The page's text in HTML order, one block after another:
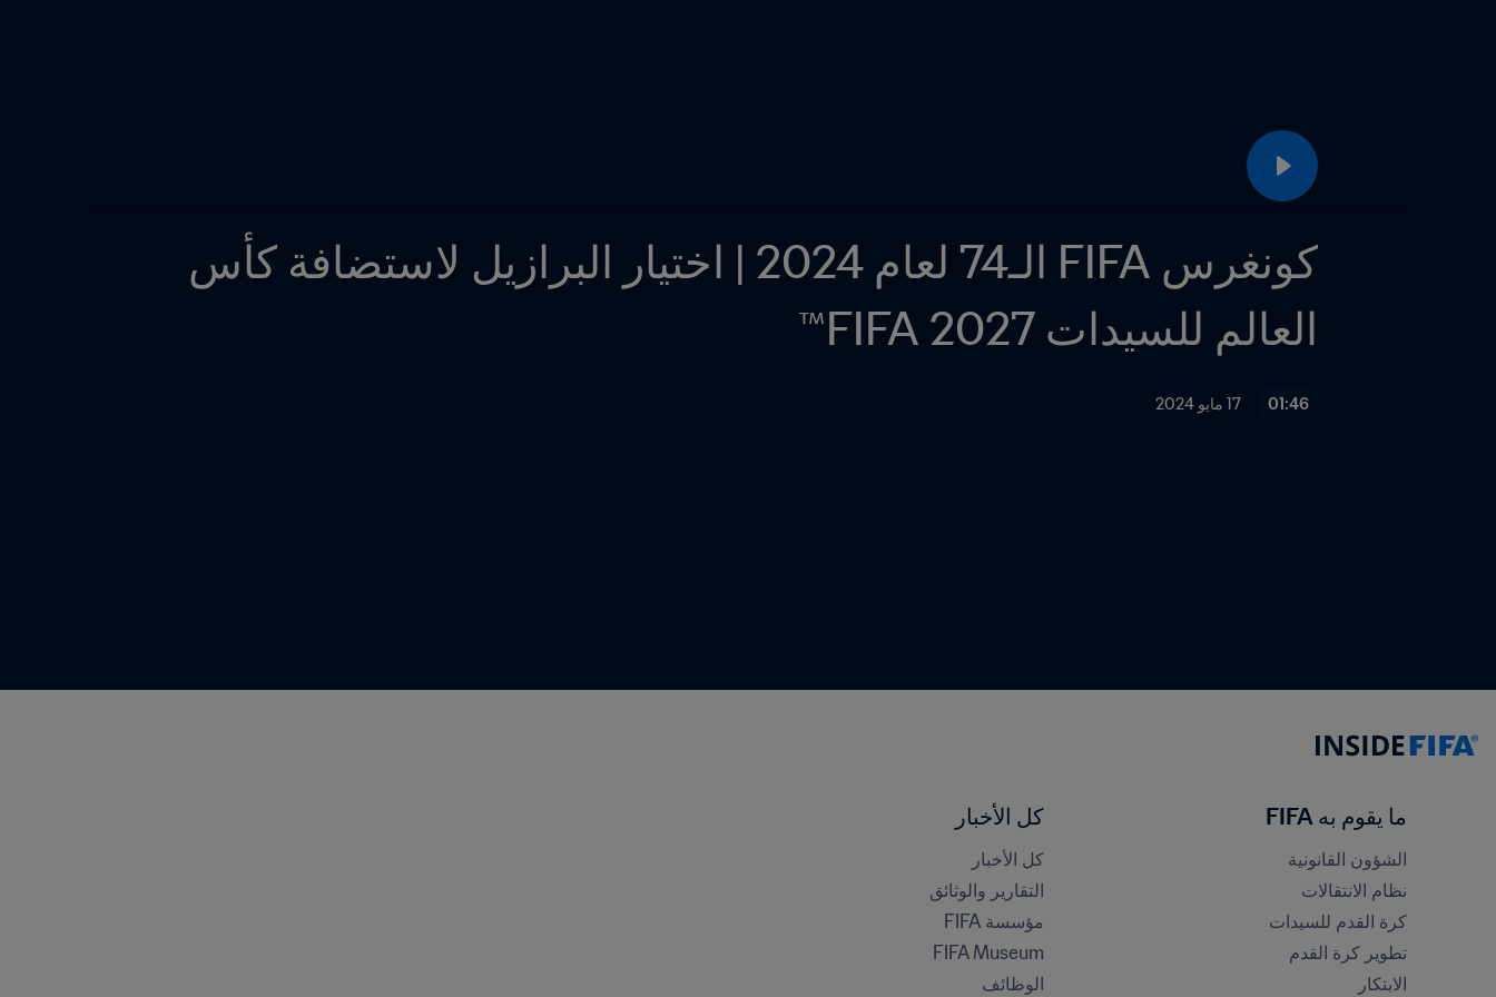
العالم للسيدات 2027 FIFA™
01:46 17 مايو 2024
ما يقوم به FIFA
الشؤون القانونية
نظام الانتقالات
كرة القدم للسيدات
تطوير كرة القدم
الابتكار
كل الأخبار
كل الأخبار
التقارير والوثائق
مؤسسة FIFA
FIFA Museum
الوظائف